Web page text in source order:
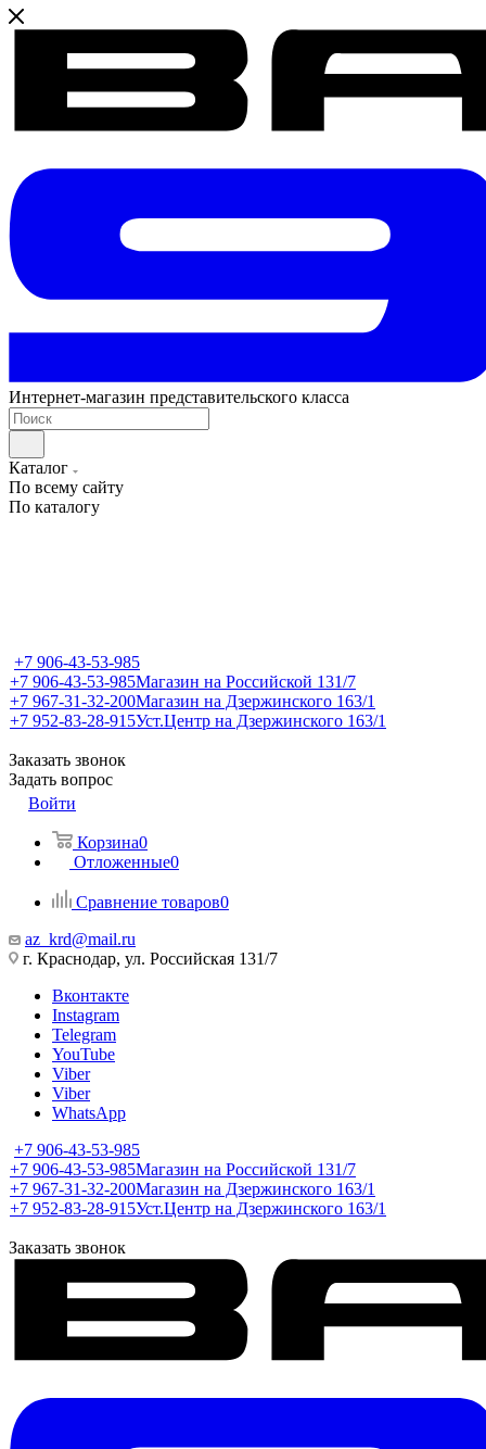
Интернет-магазин представительского класса
Каталог
По всему сайту
По каталогу
+7 906-43-53-985
+7 906-43-53-985Магазин на Российской 131/7
+7 967-31-32-200Магазин на Дзержинского 163/1
+7 952-83-28-915Уст.Центр на Дзержинского 163/1
Заказать звонок
Задать вопрос
Войти
Корзина0
Отложенные0
Сравнение товаров0
az_krd@mail.ru
г. Краснодар, ул. Российская 131/7
Вконтакте
Instagram
Telegram
YouTube
Viber
Viber
WhatsApp
+7 906-43-53-985
+7 906-43-53-985Магазин на Российской 131/7
+7 967-31-32-200Магазин на Дзержинского 163/1
+7 952-83-28-915Уст.Центр на Дзержинского 163/1
Заказать звонок